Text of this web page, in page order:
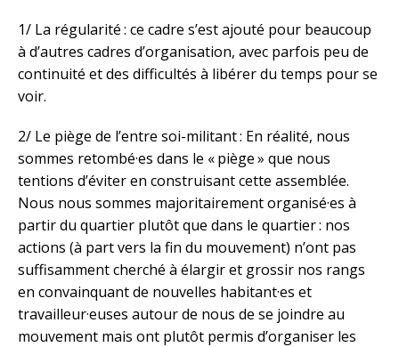
1/ La régularité : ce cadre s’est ajouté pour beaucoup
à d’autres cadres d’organisation, avec parfois peu de
continuité et des difficultés à libérer du temps pour se
voir.
2/ Le piège de l’entre soi-militant : En réalité, nous
sommes retombé·es dans le « piège » que nous
tentions d’éviter en construisant cette assemblée.
Nous nous sommes majoritairement organisé·es à
partir du quartier plutôt que dans le quartier : nos
actions (à part vers la fin du mouvement) n’ont pas
suffisamment cherché à élargir et grossir nos rangs
en convainquant de nouvelles habitant·es et
travailleur·euses autour de nous de se joindre au
mouvement mais ont plutôt permis d’organiser les